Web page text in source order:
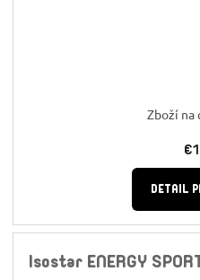
Zboží na
DETAIL
Isostar ENERGY